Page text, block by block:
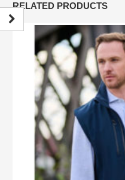
RELATED PRODUCTS